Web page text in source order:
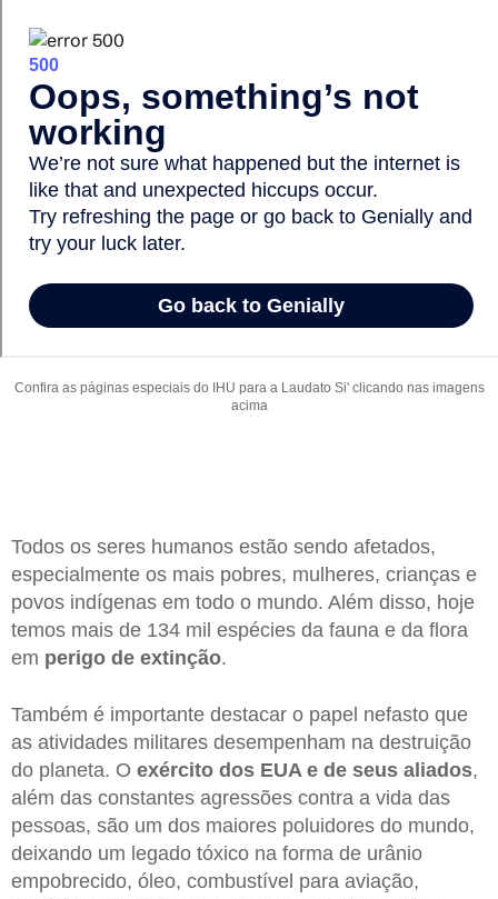
Confira as páginas especiais do IHU para a Laudato Si' clicando nas imagens
acima
Todos os seres humanos estão sendo afetados,
especialmente os mais pobres, mulheres, crianças e
povos indígenas em todo o mundo. Além disso, hoje
temos mais de 134 mil espécies da fauna e da flora
em perigo de extinção.
Também é importante destacar o papel nefasto que
as atividades militares desempenham na destruição
do planeta. O exército dos EUA e de seus aliados,
além das constantes agressões contra a vida das
pessoas, são um dos maiores poluidores do mundo,
deixando um legado tóxico na forma de urânio
empobrecido, óleo, combustível para aviação,